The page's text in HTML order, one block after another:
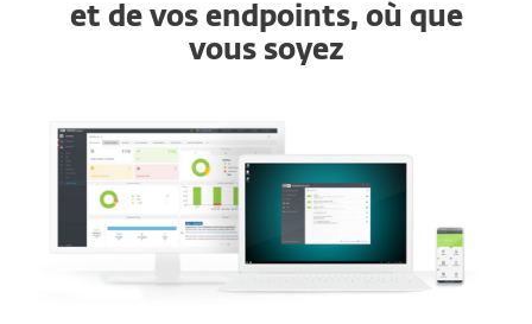
et de vos endpoints, où que
vous soyez